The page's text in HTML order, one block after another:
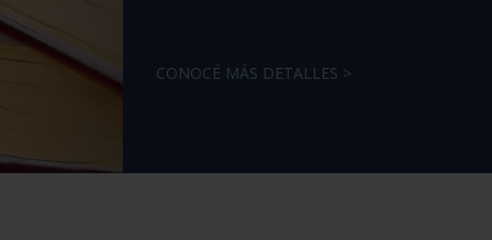
CONOCÉ MÁS DETALLES >